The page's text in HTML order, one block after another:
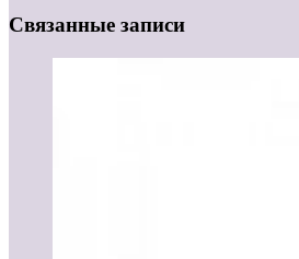
Связанные записи